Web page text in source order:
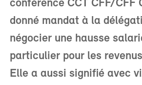
conférence CCT CFF/CFF
donné mandat à la
négocier une hausse
particulier pour les
Elle a aussi signifié avec